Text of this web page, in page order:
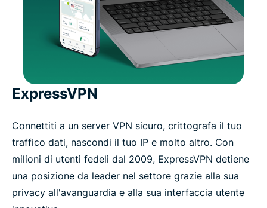
ExpressVPN
Connettiti a un server VPN sicuro, crittografa il tuo
traffico dati, nascondi il tuo IP e molto altro. Con
milioni di utenti fedeli dal 2009, ExpressVPN detiene
una posizione da leader nel settore grazie alla sua
privacy all'avanguardia e alla sua interfaccia utente